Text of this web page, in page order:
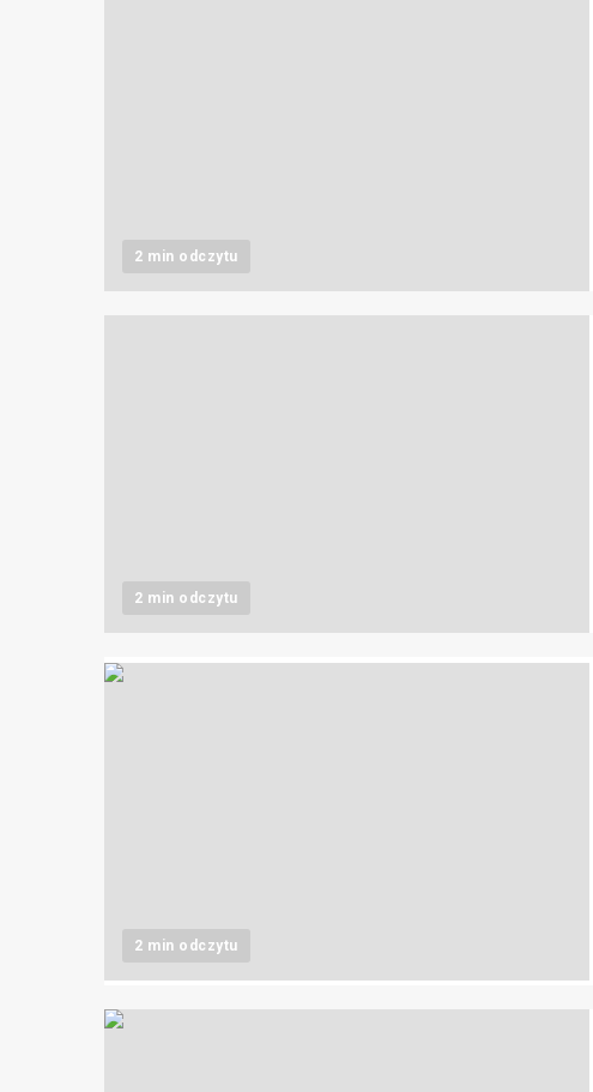
2 min odczytu
2 min odczytu
2 min odczytu